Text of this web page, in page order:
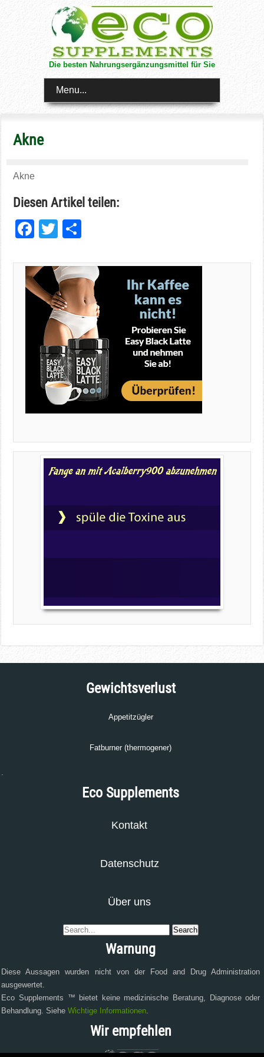
Die besten Nahrungsergänzungsmittel für Sie
Menu...
Akne
Akne
Diesen Artikel teilen:
Facebook
Twitter
Gewichtsverlust
Appetitzügler
Fatburner (thermogener)
.
Eco Supplements
Kontakt
Datenschutz
Über uns
Warnung
Diese Aussagen wurden nicht von der Food and Drug Administration
ausgewertet.
Eco Supplements ™ bietet keine medizinische Beratung, Diagnose oder
Behandlung. SieheWichtige Informationen.
Wir empfehlen